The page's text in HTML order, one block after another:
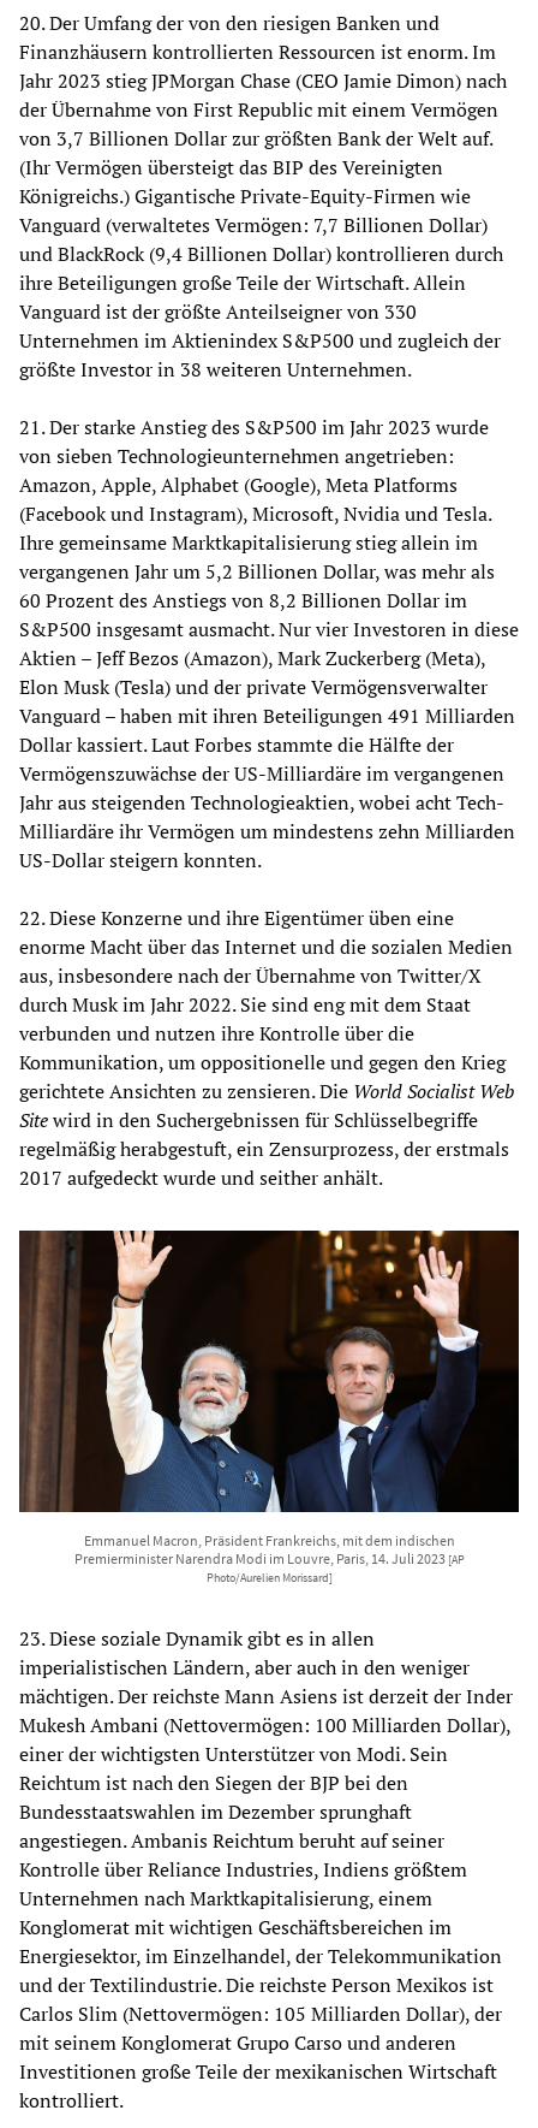
20. Der Umfang der von den riesigen Banken und
Finanzhäusern kontrollierten Ressourcen ist enorm. Im
Jahr 2023 stieg JPMorgan Chase (CEO Jamie Dimon) nach
der Übernahme von First Republic mit einem Vermögen
von 3,7 Billionen Dollar zur größten Bank der Welt auf.
(Ihr Vermögen übersteigt das BIP des Vereinigten
Königreichs.) Gigantische Private-Equity-Firmen wie
Vanguard (verwaltetes Vermögen: 7,7 Billionen Dollar)
und BlackRock (9,4 Billionen Dollar) kontrollieren durch
ihre Beteiligungen große Teile der Wirtschaft. Allein
Vanguard ist der größte Anteilseigner von 330
Unternehmen im Aktienindex S&P500 und zugleich der
größte Investor in 38 weiteren Unternehmen.
21. Der starke Anstieg des S&P500 im Jahr 2023 wurde
von sieben Technologieunternehmen angetrieben:
Amazon, Apple, Alphabet (Google), Meta Platforms
(Facebook und Instagram), Microsoft, Nvidia und Tesla.
Ihre gemeinsame Marktkapitalisierung stieg allein im
vergangenen Jahr um 5,2 Billionen Dollar, was mehr als
60 Prozent des Anstiegs von 8,2 Billionen Dollar im
S&P500 insgesamt ausmacht. Nur vier Investoren in diese
Aktien – Jeff Bezos (Amazon), Mark Zuckerberg (Meta),
Elon Musk (Tesla) und der private Vermögensverwalter
Vanguard – haben mit ihren Beteiligungen 491 Milliarden
Dollar kassiert. Laut Forbes stammte die Hälfte der
Vermögenszuwächse der US-Milliardäre im vergangenen
Jahr aus steigenden Technologieaktien, wobei acht Tech-
Milliardäre ihr Vermögen um mindestens zehn Milliarden
US-Dollar steigern konnten.
22. Diese Konzerne und ihre Eigentümer üben eine
enorme Macht über das Internet und die sozialen Medien
aus, insbesondere nach der Übernahme von Twitter/X
durch Musk im Jahr 2022. Sie sind eng mit dem Staat
verbunden und nutzen ihre Kontrolle über die
Kommunikation, um oppositionelle und gegen den Krieg
gerichtete Ansichten zu zensieren. Die World Socialist Web
Sitewird in den Suchergebnissen für Schlüsselbegriffe
regelmäßig herabgestuft, ein Zensurprozess, der erstmals
2017 aufgedeckt wurde und seither anhält.
Emmanuel Macron, Präsident Frankreichs, mit dem indischen
Premierminister Narendra Modi im Louvre, Paris, 14. Juli 2023 [AP
Photo/Aurelien Morissard]
23. Diese soziale Dynamik gibt es in allen
imperialistischen Ländern, aber auch in den weniger
mächtigen. Der reichste Mann Asiens ist derzeit der Inder
Mukesh Ambani (Nettovermögen: 100 Milliarden Dollar),
einer der wichtigsten Unterstützer von Modi. Sein
Reichtum ist nach den Siegen der BJP bei den
Bundesstaatswahlen im Dezember sprunghaft
angestiegen. Ambanis Reichtum beruht auf seiner
Kontrolle über Reliance Industries, Indiens größtem
Unternehmen nach Marktkapitalisierung, einem
Konglomerat mit wichtigen Geschäftsbereichen im
Energiesektor, im Einzelhandel, der Telekommunikation
und der Textilindustrie. Die reichste Person Mexikos ist
Carlos Slim (Nettovermögen: 105 Milliarden Dollar), der
mit seinem Konglomerat Grupo Carso und anderen
Investitionen große Teile der mexikanischen Wirtschaft
kontrolliert.